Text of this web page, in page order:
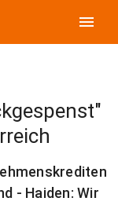
menu
- Haiden: Wir